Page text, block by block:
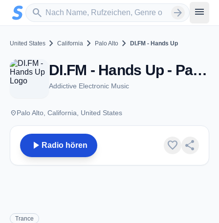
Zum Hauptinhalt springen
search
Sender suchen arrow_forward menu
United States chevron_right California chevron_right Palo Alto chevron_right DI.FM - Hands Up
DI.FM - Hands Up - Palo Alto, CA
Addictive Electronic Music
placePalo Alto, California, United States
play_arrow Radio hören favorite share
Trance